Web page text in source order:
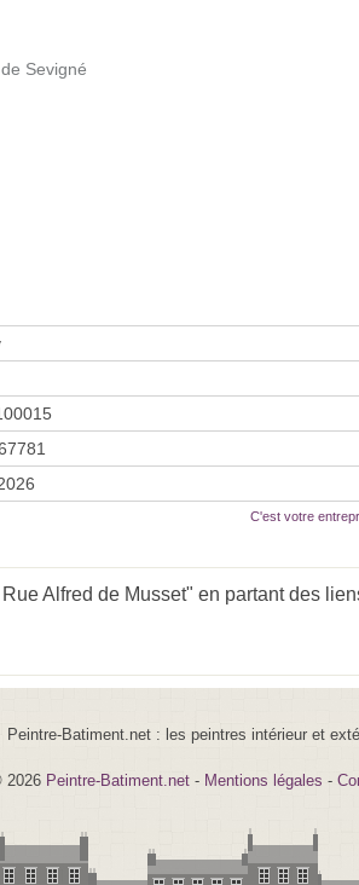
Sevigné
C'est votre
Alfred de Musset" en partant des
Peintre-Batiment.net : les peintres intérieur et
2026 Peintre-Batiment.net - Mentions légales -